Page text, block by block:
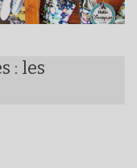
: les